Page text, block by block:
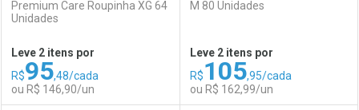
Comprar sem Desconto
Por R$ 33,19/cada
Comprar sem Desconto
Por R$ 33,19/cada
Comprar sem Desconto
Por R$ 43,90/cada
Comprar sem Desconto
Por R$ 43,90/cada
Premium Care Roupinha XG 64
Unidades
Leve 2 itens por
R$95,48/cada
ou R$ 146,90/un
M 80 Unidades
Leve 2 itens por
R$105,95/cada
ou R$ 162,99/un